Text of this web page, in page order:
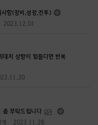
항(장비,성장,전투)
2023.12.01
대치 상향이 힘들다면 반복
좀 부탁드립니다
개 2023.11.28